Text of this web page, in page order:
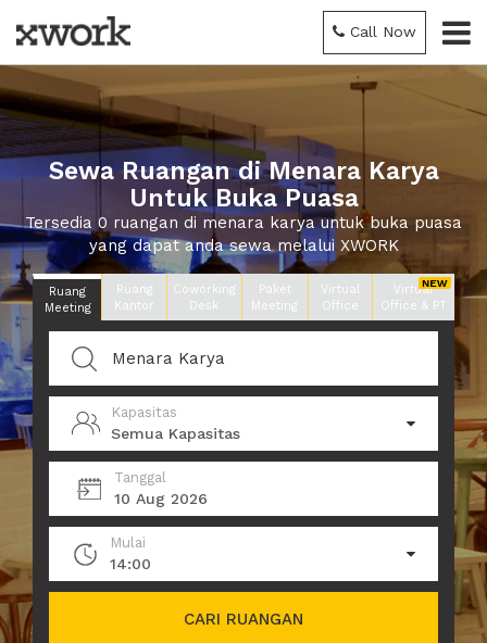
Call Now
Sewa Ruangan di Menara Karya
Untuk Buka Puasa
Tersedia 0 ruangan di menara karya untuk buka puasa
yang dapat anda sewa melalui XWORK
Ruang
Meeting
Ruang
Kantor
Coworking
Desk
Paket
Meeting
Virtual
Office
Virtual
Office & PT
Kapasitas
Semua Kapasitas
Tanggal
10 Aug 2026
Mulai
14:00
CARI RUANGAN